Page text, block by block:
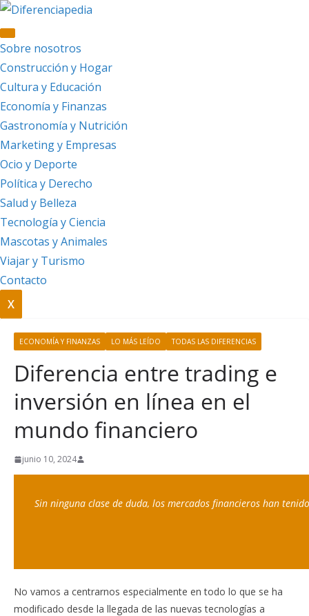
Saltar
al
contenido
Sobre nosotros
Construcción y Hogar
Cultura y Educación
Economía y Finanzas
Gastronomía y Nutrición
Marketing y Empresas
Ocio y Deporte
Política y Derecho
Salud y Belleza
Tecnología y Ciencia
Mascotas y Animales
Viajar y Turismo
Contacto
X
ECONOMÍA Y FINANZAS LO MÁS LEÍDO TODAS LAS DIFERENCIAS
Diferencia entre trading e
inversión en línea en el
mundo financiero
junio 10, 2024
Sin ninguna clase de duda, los mercados financieros han
No vamos a centrarnos especialmente en todo lo que se ha
modificado desde la llegada de las nuevas tecnologías a